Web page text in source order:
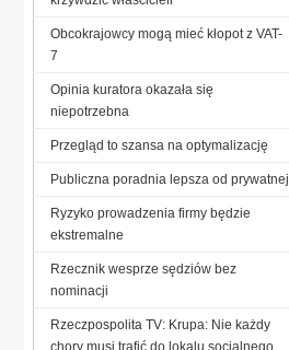
Obcokrajowcy mogą mieć kłopot z VAT-
7
Opinia kuratora okazała się
niepotrzebna
Przegląd to szansa na optymalizację
Publiczna poradnia lepsza od prywatnej
Ryzyko prowadzenia firmy będzie
ekstremalne
Rzecznik wesprze sędziów bez
nominacji
Rzeczpospolita TV: Krupa: Nie każdy
chory musi trafić do lokalu socjalnego